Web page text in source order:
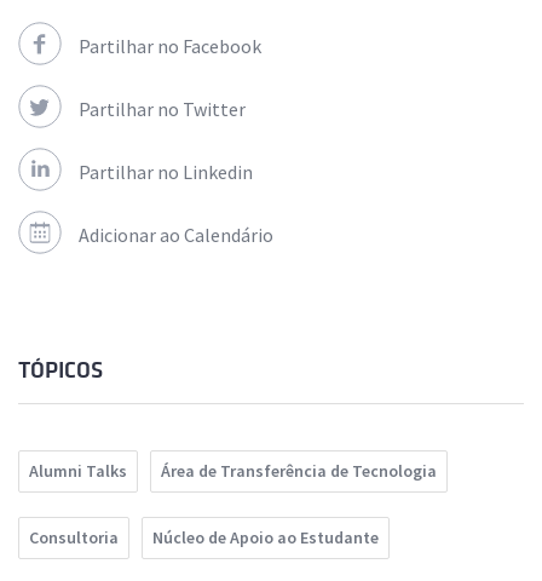
Partilhar no Facebook
Partilhar no Twitter
Partilhar no Linkedin
Adicionar ao Calendário
TÓPICOS
Alumni Talks Área de Transferência de Tecnologia
Consultoria Núcleo de Apoio ao Estudante